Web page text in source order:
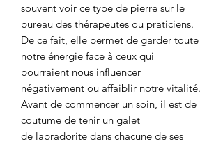
souvent voir ce type de pierre sur le
bureau des thérapeutes ou praticiens.
De ce fait, elle permet de garder toute
notre énergie face à ceux qui
pourraient nous influencer
négativement ou affaiblir notre vitalité.
Avant de commencer un soin, il est de
coutume de tenir un galet
de labradorite dans chacune de ses